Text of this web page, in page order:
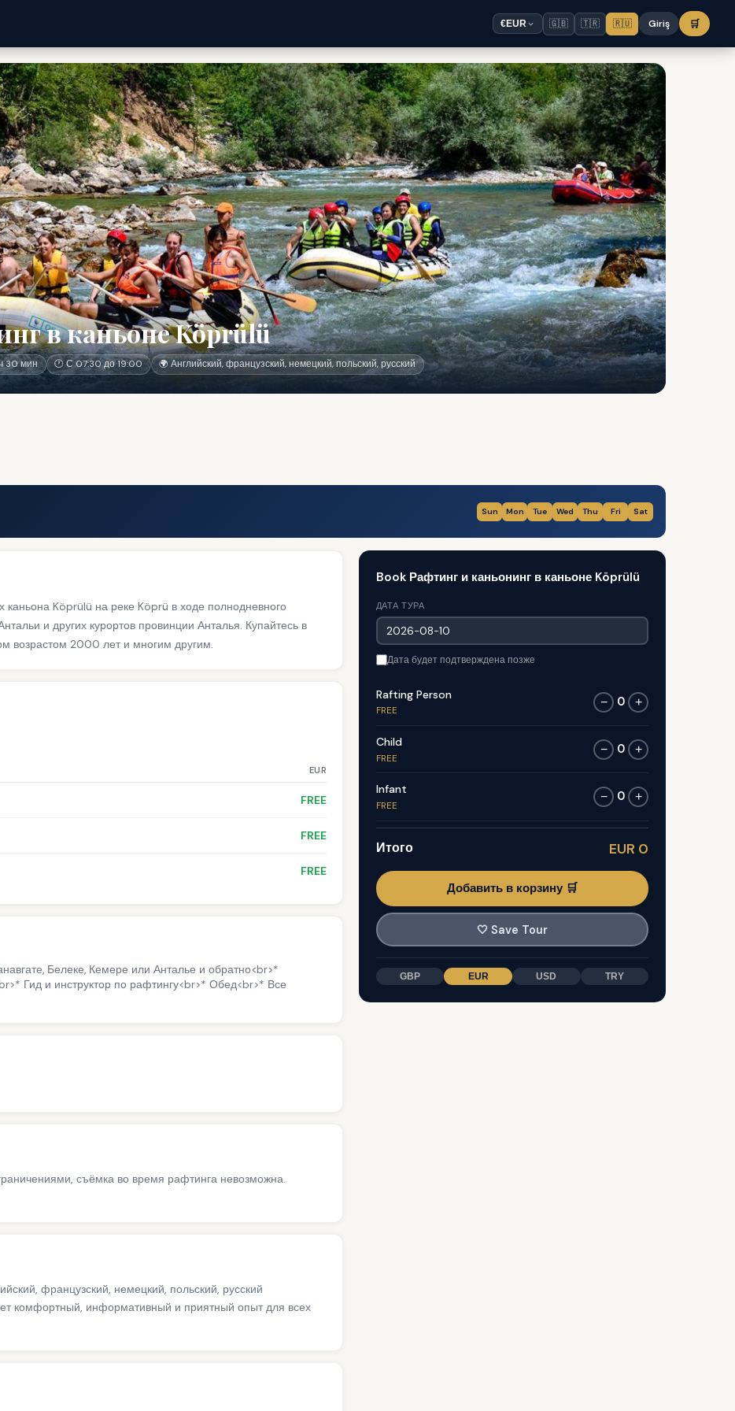
€EUR 🇬🇧 🇹🇷 🇷🇺 Giriş 🛒
в каньоне Köprülü
30 мин 🕐 С 07:30 до 19:00 🌍 Английский, французский, немецкий, польский, русский
Sun Mon Tue Wed Thu Fri Sat
каньона Köprülü на реке Köprü в ходе полнодневного
и других курортов провинции Анталья. Купайтесь в
возрастом 2000 лет и многим другим.
EUR
FREE
FREE
FREE
Белеке, Кемере или Анталье и обратно<br>*
Гид и инструктор по рафтингу<br>* Обед<br>* Все
съёмка во время рафтинга невозможна.
французский, немецкий, польский, русский
комфортный, информативный и приятный опыт для всех
Book Рафтинг и каньонинг в каньоне Köprülü
ДАТА ТУРА
Дата будет подтверждена позже
Rafting Person
FREE
− 0 +
Child
FREE
− 0 +
Infant
FREE
− 0 +
Итого EUR 0
Добавить в корзину 🛒
🤍 Save Tour
GBP EUR USD TRY